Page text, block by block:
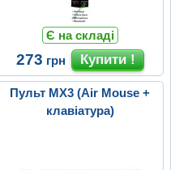
Є на складі
273 грн
Пульт MX3 (Air Mouse +
клавіатура)